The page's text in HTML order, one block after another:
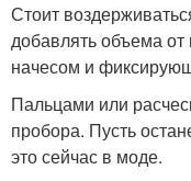
Стоит
добавлять объема от
начесом и
Пальцами или
пробора. Пусть
это сейчас в моде.